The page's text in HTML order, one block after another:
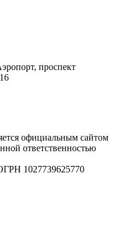
проспект
официальным сайтом
ответственностью
1027739625770